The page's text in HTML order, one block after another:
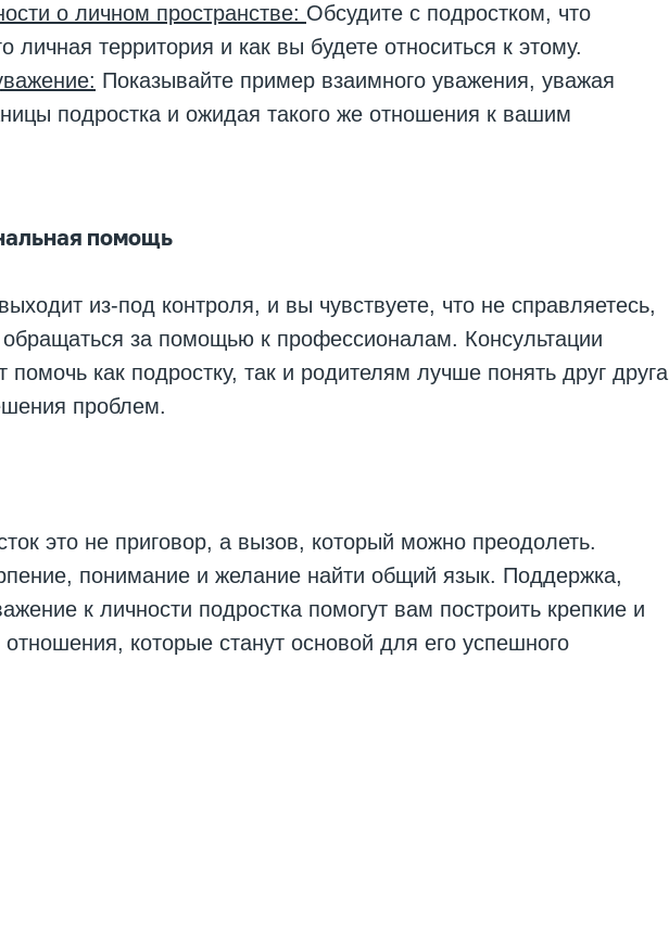
о личном пространстве: Обсудите с подростком, что
личная территория и как вы будете относиться к этому.
Показывайте пример взаимного уважения, уважая
подростка и ожидая такого же отношения к вашим
помощь
из-под контроля, и вы чувствуете, что не справляетесь,
обращаться за помощью к профессионалам. Консультации
помочь как подростку, так и родителям лучше понять друг друга
проблем.
это не приговор, а вызов, который можно преодолеть.
понимание и желание найти общий язык. Поддержка,
к личности подростка помогут вам построить крепкие и
которые станут основой для его успешного